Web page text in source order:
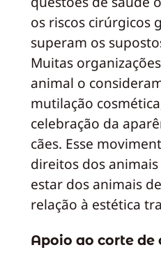
os riscos cirúrgicos
superam os
Muitas
animal o
mutilação
celebração da
cães. Esse
direitos dos
estar dos animais
relação à estética
Apoio ao corte de